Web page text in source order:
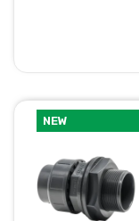
NEW